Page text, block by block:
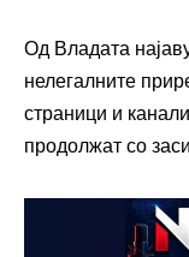
Од Владата
нелегалните
страници и
продолжат со